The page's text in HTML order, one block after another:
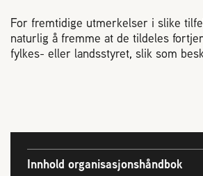
For fremtidige utmerkelser i slike
naturlig å fremme at de tildeles
fylkes- eller landsstyret, slik som
Innhold organisasjonshåndbok